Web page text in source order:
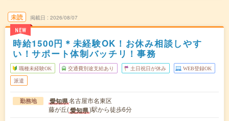
未読
NEW
掲載日 2026/08/07
時給1500円＊未経験OK！お休み相談しやす
い！サポート体制バッチリ！事務
職種未経験OK 交通費別途支給あり 土日祝日が休み WEB登録OK
派遣
勤務地 愛知県名古屋市名東区
藤が丘(愛知県)駅から徒歩6分